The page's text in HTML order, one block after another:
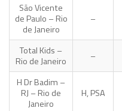
São Vicente
de Paulo – Rio
de Janeiro
–
Total Kids –
Rio de Janeiro
–
H Dr Badim –
RJ – Rio de
Janeiro
H, PSA